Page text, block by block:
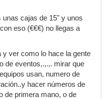
unas cajas de 15" y unos
eso (€€€) no llegas a
y ver como lo hace la gente
de eventos,.,.,. mirar que
usan, numero de
hacer números de
de primera mano, o de